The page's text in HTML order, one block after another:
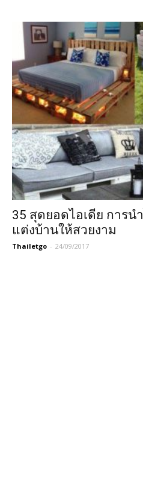
35 สุดยอดไอเดีย การน
แต่งบ้านให้สวยงาม
Thailetgo - 24/09/2017